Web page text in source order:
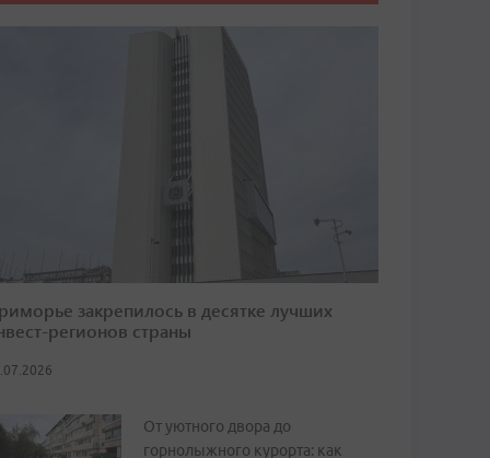
закрепилось в десятке лучших
регионов страны
От уютного двора до
горнолыжного курорта: как